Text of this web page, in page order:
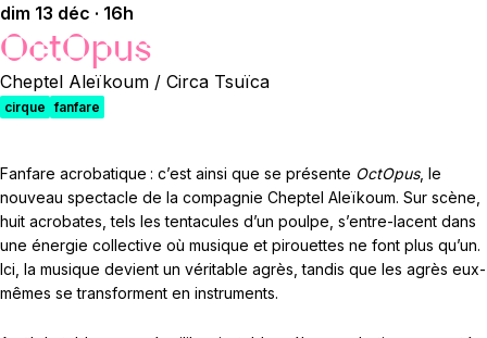
OctOpus
dim 13 déc · 16h
Cheptel Aleïkoum / Circa Tsuïca
cirque fanfare
Fanfare acrobatique : c’est ainsi que se présente OctOpus, le
nouveau spectacle de la compagnie Cheptel Aleïkoum. Sur scène,
huit acrobates, tels les tentacules d’un poulpe, s’entre-lacent dans
une énergie collective où musique et pirouettes ne font plus qu’un.
Ici, la musique devient un véritable agrès, tandis que les agrès eux-
mêmes se transforment en instruments.